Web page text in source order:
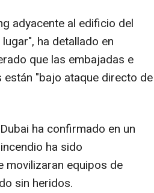
adyacente al edificio del
ha detallado en
que las embajadas e
"bajo ataque directo de
ha confirmado en un
ha sido
movilizaran equipos de
sin heridos.